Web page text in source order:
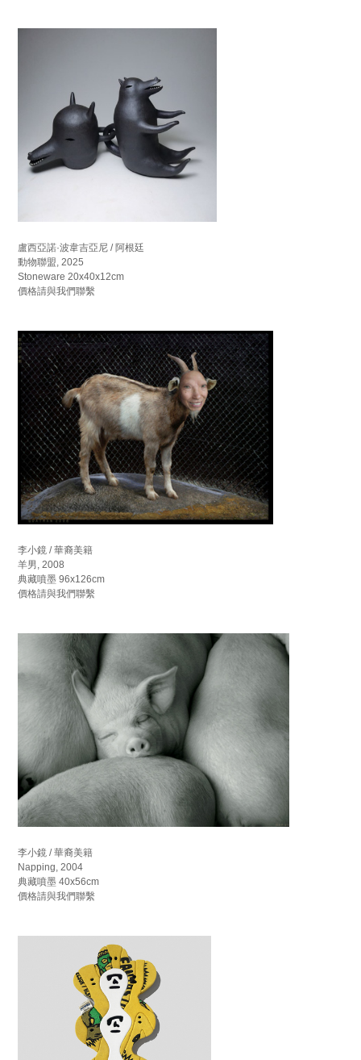
盧西亞諾·波韋吉亞尼 / 阿根廷
動物聯盟, 2025
Stoneware 20x40x12cm
價格請與我們聯繫
李小鏡 / 華裔美籍
羊男, 2008
典藏噴墨 96x126cm
價格請與我們聯繫
李小鏡 / 華裔美籍
Napping, 2004
典藏噴墨 40x56cm
價格請與我們聯繫